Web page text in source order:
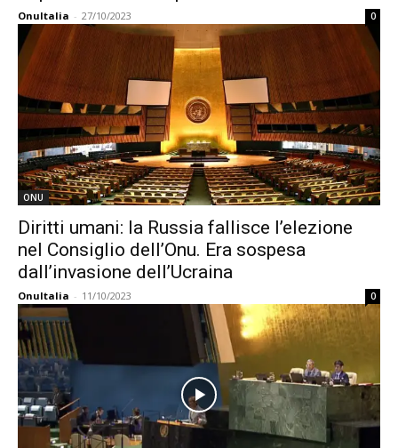
OnuItalia - 27/10/2023 0
ONU
Diritti umani: la Russia fallisce l’elezione
nel Consiglio dell’Onu. Era sospesa
dall’invasione dell’Ucraina
OnuItalia - 11/10/2023 0